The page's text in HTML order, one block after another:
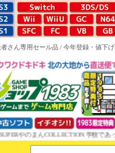
さん専用セール品 / 今年登録・値下
のまんCOLLECTION 学校であった